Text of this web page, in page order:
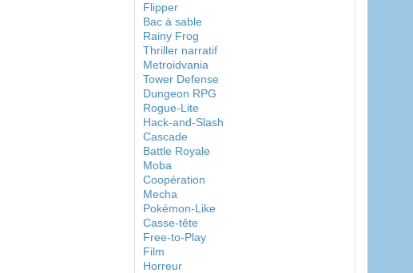
Flipper
Bac à sable
Rainy Frog
Thriller narratif
Metroidvania
Tower Defense
Dungeon RPG
Rogue-Lite
Hack-and-Slash
Cascade
Battle Royale
Moba
Coopération
Mecha
Pokémon-Like
Casse-tête
Free-to-Play
Film
Horreur